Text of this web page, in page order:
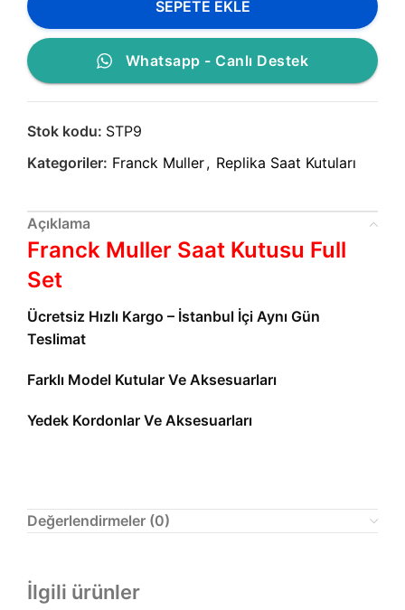
SEPETE EKLE
Whatsapp - Canlı Destek
Stok kodu: STP9
Kategoriler: Franck Muller, Replika Saat Kutuları
Açıklama
Franck Muller Saat Kutusu Full
Set
Ücretsiz Hızlı Kargo – İstanbul İçi Aynı Gün
Teslimat
Farklı Model Kutular Ve Aksesuarları
Yedek Kordonlar Ve Aksesuarları
Değerlendirmeler (0)
İlgili ürünler